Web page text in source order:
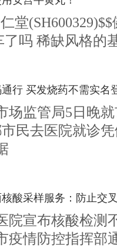
堂
了吗 稀缺风格的
行 买发烧药不需实名
场监管局5日晚
民去医院就诊
酸采样服务：防止交
院宣布核酸检测
疫情防控指挥部